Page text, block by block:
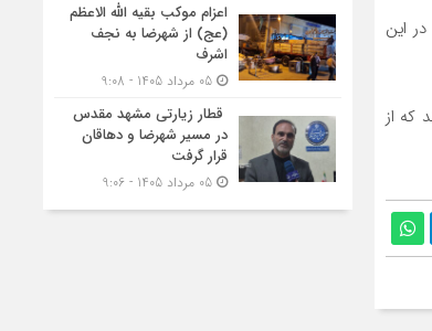
افزود: در این
که از
اعزام موکب بقیه الله الاعظم
(عج) از شهرضا به نجف
اشرف
قطار زیارتی مشهد مقدس
در مسیر شهرضا و دهاقان
قرار گرفت